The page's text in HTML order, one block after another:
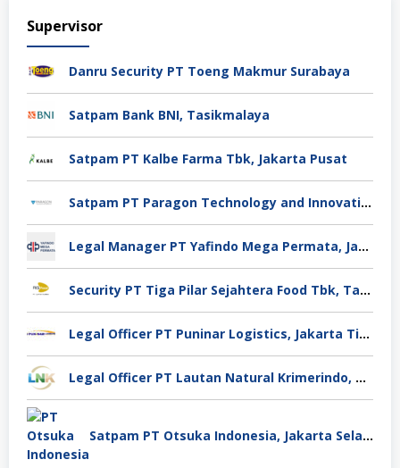
Supervisor
Danru Security PT Toeng Makmur Surabaya
Satpam Bank BNI, Tasikmalaya
Satpam PT Kalbe Farma Tbk, Jakarta Pusat
Satpam PT Paragon Technology and Innovation Jakarta
Legal Manager PT Yafindo Mega Permata, Jakarta Barat
Security PT Tiga Pilar Sejahtera Food Tbk, Tangerang
Legal Officer PT Puninar Logistics, Jakarta Timur
Legal Officer PT Lautan Natural Krimerindo, Mojokerto
Satpam PT Otsuka Indonesia, Jakarta Selatan